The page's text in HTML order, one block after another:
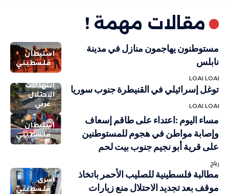
مقالات مهمة !
استيطان
فلسطيني
مستوطنون يهاجمون منازل في مدينة
نابلس
LOAI LOAI
انتهاكات
الاحتلال
عربي
توغل إسرائيلي في القنيطرة جنوب سوريا
LOAI LOAI
استيطان
فلسطيني
مساء اليوم :اعتداء على طاقم إسعاف
وإصابة مواطن في هجوم للمستوطنين
على قرية أبو نجيم جنوب بيت لحم
رباح
أسرى
فلسطيني
مطالبة فلسطينية للصليب الأحمر باتخاذ
موقف بعد تجديد الاحتلال منع زيارات